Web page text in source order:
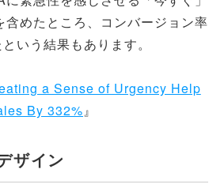
含めたところ、コンバージョン率
いう結果もあります。
a Sense of Urgency Help
By 332%』
ザイン